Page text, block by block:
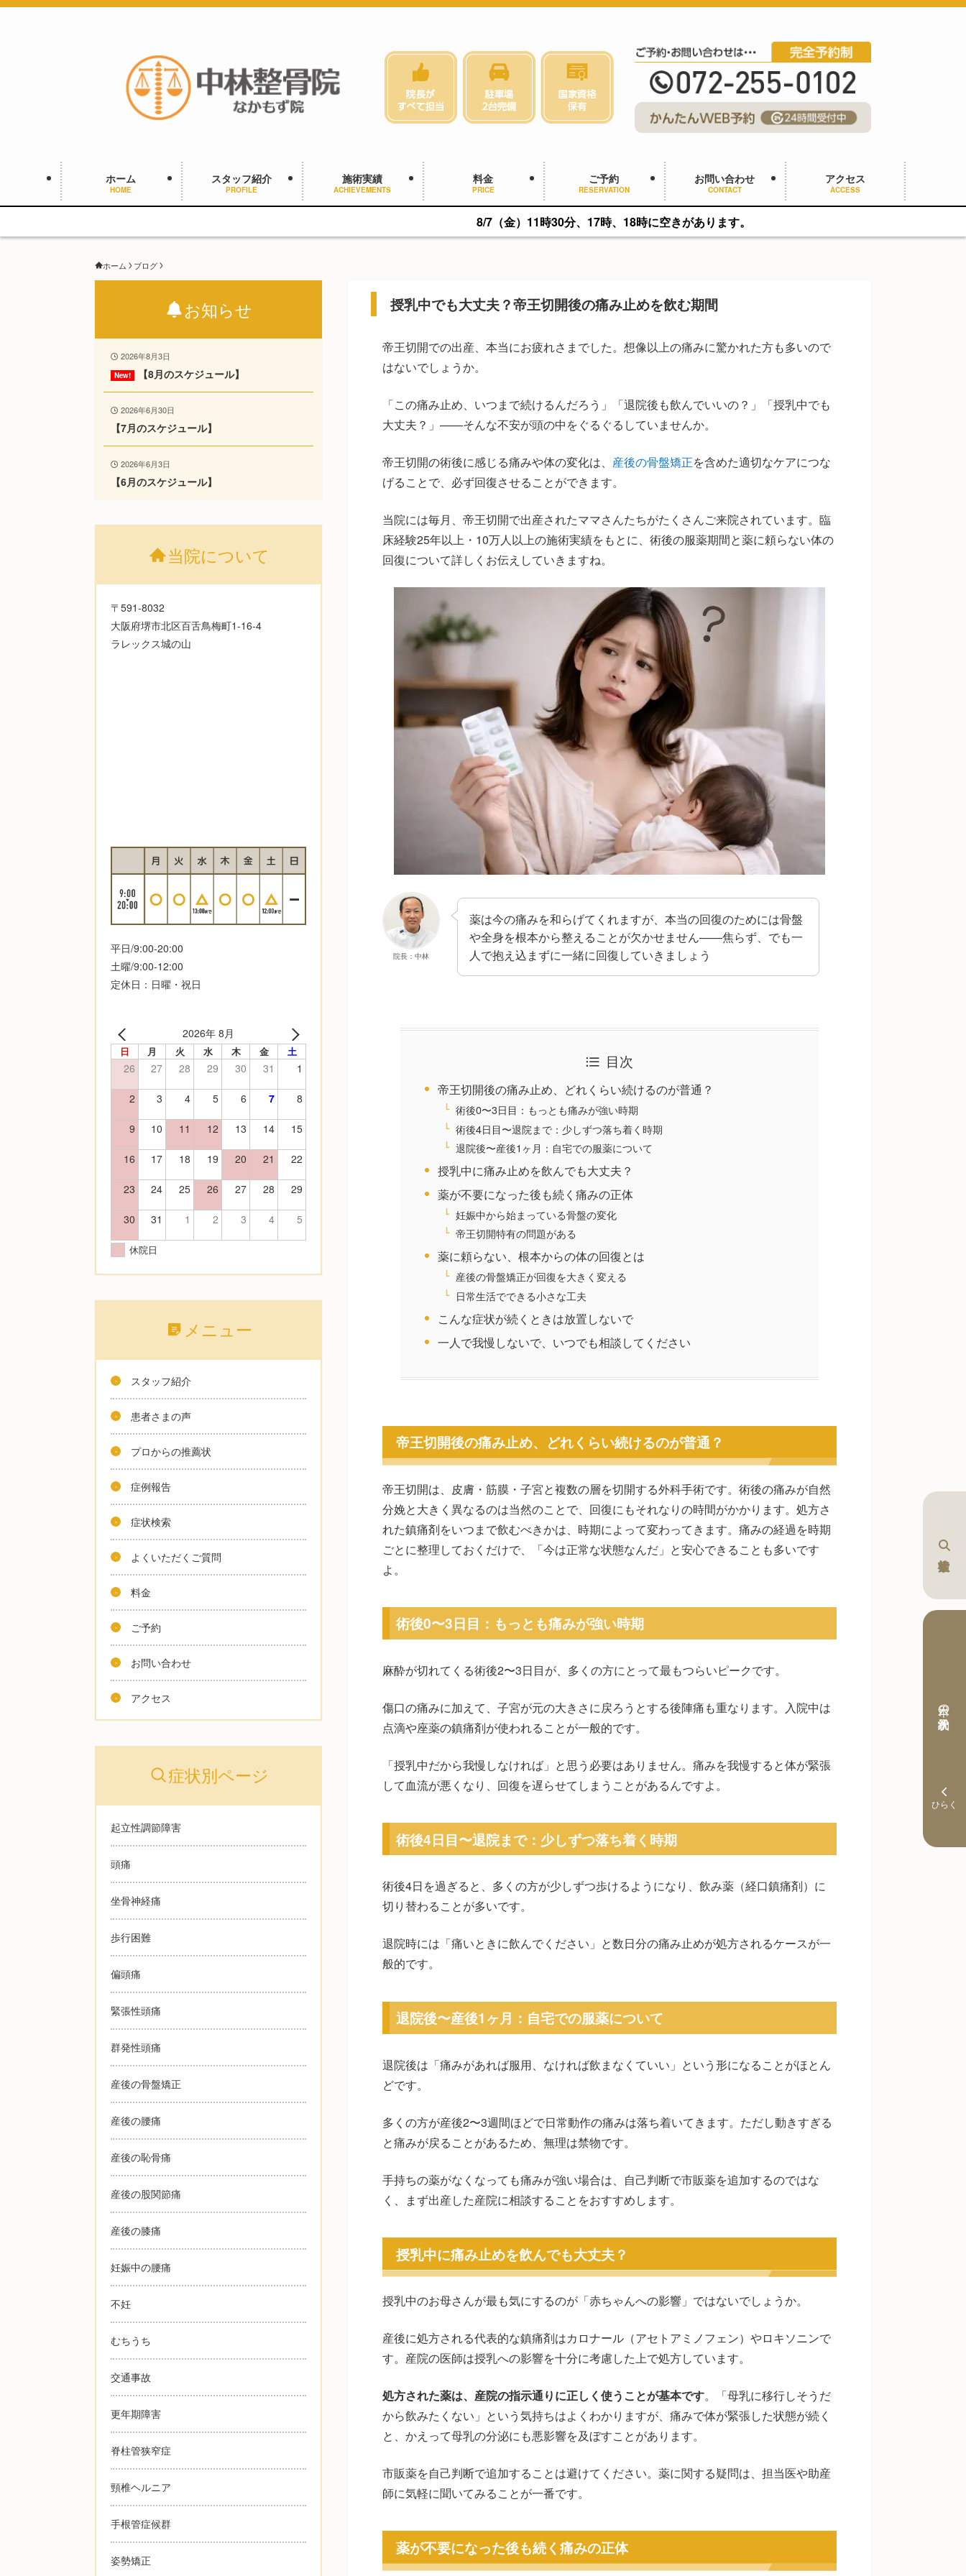
ホーム
HOME
スタッフ紹介
PROFILE
施術実績
ACHIEVEMENTS
料金
PRICE
ご予約
RESERVATION
お問い合わせ
CONTACT
アクセス
ACCESS
8/7（金）11時30分、17時、18時に空きがあります。
ホーム ブログ
授乳中でも大丈夫？帝王切開後の痛み止めを飲む期間
本日の予約状況
帝王切開での出産、本当にお疲れさまでした。想像以上の痛みに驚かれた方も多いので
はないでしょうか。
「この痛み止め、いつまで続けるんだろう」「退院後も飲んでいいの？」「授乳中でも
大丈夫？」——そんな不安が頭の中をぐるぐるしていませんか。
帝王切開の術後に感じる痛みや体の変化は、 産後の骨盤矯正を含めた適切なケアにつな
げることで、必ず回復させることができます。
当院には毎月、帝王切開で出産されたママさんたちがたくさんご来院されています。臨
床経験25年以上・10万人以上の施術実績をもとに、術後の服薬期間と薬に頼らない体の
回復について詳しくお伝えしていきますね。
院長：中林
薬は今の痛みを和らげてくれますが、本当の回復のためには骨盤
や全身を根本から整えることが欠かせません——焦らず、でも一
人で抱え込まずに一緒に回復していきましょう
目次
帝王切開後の痛み止め、どれくらい続けるのが普通？
術後0〜3日目：もっとも痛みが強い時期
術後4日目〜退院まで：少しずつ落ち着く時期
退院後〜産後1ヶ月：自宅での服薬について
授乳中に痛み止めを飲んでも大丈夫？
薬が不要になった後も続く痛みの正体
妊娠中から始まっている骨盤の変化
帝王切開特有の問題がある
薬に頼らない、根本からの体の回復とは
産後の骨盤矯正が回復を大きく変える
日常生活でできる小さな工夫
こんな症状が続くときは放置しないで
一人で我慢しないで、いつでも相談してください
帝王切開後の痛み止め、どれくらい続けるのが普通？
帝王切開は、皮膚・筋膜・子宮と複数の層を切開する外科手術です。術後の痛みが自然
分娩と大きく異なるのは当然のことで、回復にもそれなりの時間がかかります。処方さ
れた鎮痛剤をいつまで飲むべきかは、時期によって変わってきます。痛みの経過を時期
ごとに整理しておくだけで、「今は正常な状態なんだ」と安心できることも多いです
よ。
術後0〜3日目：もっとも痛みが強い時期
麻酔が切れてくる術後2〜3日目が、多くの方にとって最もつらいピークです。
傷口の痛みに加えて、子宮が元の大きさに戻ろうとする後陣痛も重なります。入院中は
点滴や座薬の鎮痛剤が使われることが一般的です。
「授乳中だから我慢しなければ」と思う必要はありません。痛みを我慢すると体が緊張
して血流が悪くなり、回復を遅らせてしまうことがあるんですよ。
術後4日目〜退院まで：少しずつ落ち着く時期
術後4日を過ぎると、多くの方が少しずつ歩けるようになり、飲み薬（経口鎮痛剤）に
切り替わることが多いです。
退院時には「痛いときに飲んでください」と数日分の痛み止めが処方されるケースが一
般的です。
退院後〜産後1ヶ月：自宅での服薬について
退院後は「痛みがあれば服用、なければ飲まなくていい」という形になることがほとん
どです。
多くの方が産後2〜3週間ほどで日常動作の痛みは落ち着いてきます。ただし動きすぎる
と痛みが戻ることがあるため、無理は禁物です。
手持ちの薬がなくなっても痛みが強い場合は、自己判断で市販薬を追加するのではな
く、まず出産した産院に相談することをおすすめします。
授乳中に痛み止めを飲んでも大丈夫？
授乳中のお母さんが最も気にするのが「赤ちゃんへの影響」ではないでしょうか。
産後に処方される代表的な鎮痛剤はカロナール（アセトアミノフェン）やロキソニンで
す。産院の医師は授乳への影響を十分に考慮した上で処方しています。
処方された薬は、産院の指示通りに正しく使うことが基本です。「母乳に移行しそうだ
から飲みたくない」という気持ちはよくわかりますが、痛みで体が緊張した状態が続く
と、かえって母乳の分泌にも悪影響を及ぼすことがあります。
市販薬を自己判断で追加することは避けてください。薬に関する疑問は、担当医や助産
師に気軽に聞いてみることが一番です。
薬が不要になった後も続く痛みの正体
お知らせ
2026年8月3日
【8月のスケジュール】
2026年6月30日
【7月のスケジュール】
2026年6月3日
【6月のスケジュール】
当院について
〒591-8032
大阪府堺市北区百舌鳥梅町1-16-4
ラレックス城の山
平日/9:00-20:00
土曜/9:00-12:00
定休日：日曜・祝日
2026年 8月
日 月 火 水 木 金 土
26 27 28 29 30 31 1
2 3 4 5 6 7 8
9 10 11 12 13 14 15
16 17 18 19 20 21 22
23 24 25 26 27 28 29
30 31 1 2 3 4 5
休院日
メニュー
スタッフ紹介
患者さまの声
プロからの推薦状
症例報告
症状検索
よくいただくご質問
料金
ご予約
お問い合わせ
アクセス
症状別ページ
起立性調節障害
頭痛
坐骨神経痛
歩行困難
偏頭痛
緊張性頭痛
群発性頭痛
産後の骨盤矯正
産後の腰痛
産後の恥骨痛
産後の股関節痛
産後の膝痛
妊娠中の腰痛
不妊
むちうち
交通事故
更年期障害
脊柱管狭窄症
頸椎ヘルニア
手根管症候群
姿勢矯正